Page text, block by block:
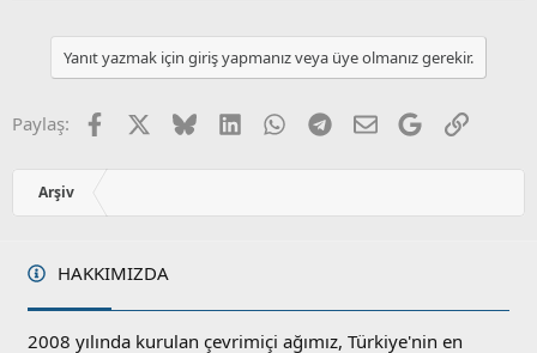
Yanıt yazmak için giriş yapmanız veya üye olmanız gerekir.
Paylaş: Facebook BlueskyLinkedInWhatsApp
Telegram
E-postaGoogleLink
Arşiv
HAKKIMIZDA
2008 yılında kurulan çevrimiçi ağımız, Türkiye'nin en